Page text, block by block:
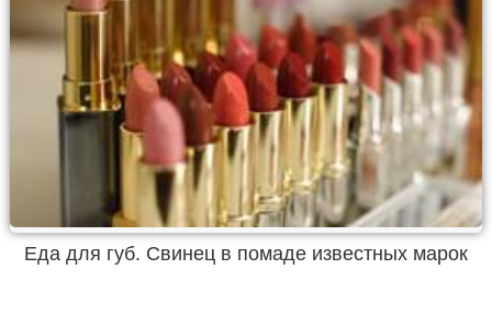
Еда для губ. Свинец в помаде известных марок